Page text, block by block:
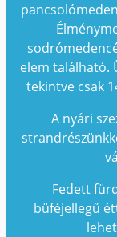
elem található.
tekintve csak
A nyári
Fedett
büféjellegű